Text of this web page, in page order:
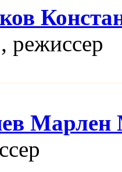
режисcер
Марлен